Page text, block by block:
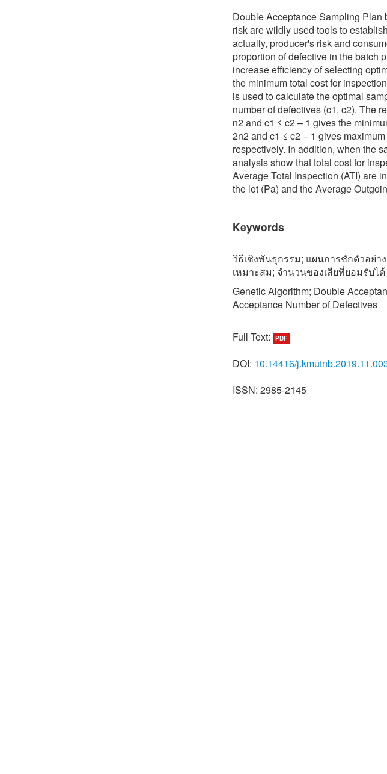
Double Acceptance Sampling Plan
risk are wildly used tools to
actually, producer's risk and
proportion of defective in the batch
increase efficiency of selecting
the minimum total cost for
is used to calculate the optimal
number of defectives (c1, c2). The
n2 and c1 ≤ c2 – 1 gives the
2n2 and c1 ≤ c2 – 1 gives
respectively. In addition, when the
analysis show that total cost for
Average Total Inspection (ATI) are
the lot (Pa) and the Average
Keywords
วิธีเชิงพันธุกรรม; แผนการชักตัวอย่
เหมาะสม; จำนวนของเสียที่ยอมรับได้
Genetic Algorithm; Double
Acceptance Number of Defectives
Full Text: PDF
DOI: 10.14416/
ISSN: 2985-2145